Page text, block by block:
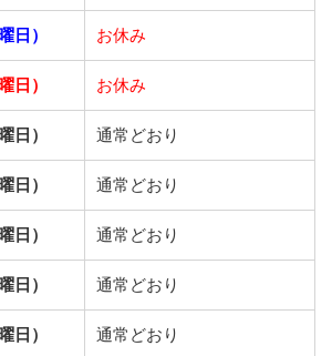
日） お休み
日） お休み
日） 通常どおり
日） 通常どおり
日） 通常どおり
日） 通常どおり
日） 通常どおり